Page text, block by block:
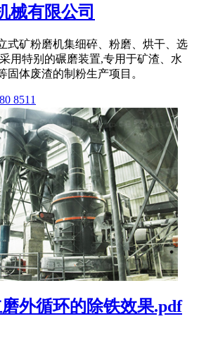
械有限公司
式矿粉磨机集细碎、粉磨、烘干、选
用特别的碾磨装置,专用于矿渣、水
固体废渣的制粉生产项目。
8511
外循环的除铁效果.pdf